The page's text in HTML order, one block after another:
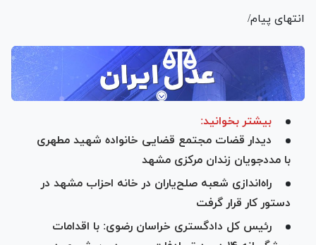
انتهای پیام/
بیشتر بخوانید:
دیدار قضات مجتمع قضایی خانواده شهید مطهری
با مددجویان زندان مرکزی مشهد
راه‌اندازی شعبه صلح‌یاران در خانه احزاب مشهد در
دستور کار قرار گرفت
رئیس کل دادگستری خراسان رضوی: با اقدامات